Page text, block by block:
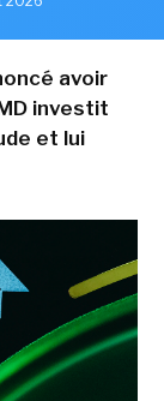
avoir
investit
et lui